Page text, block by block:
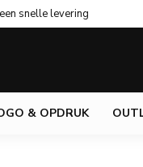
snelle levering
& OPDRUK